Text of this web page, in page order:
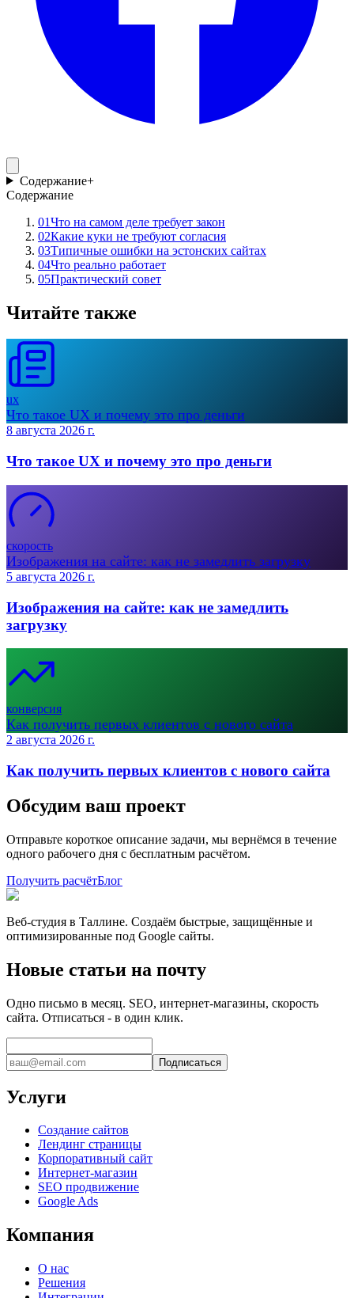
Содержание+
Содержание
01Что на самом деле требует закон
02Какие куки не требуют согласия
03Типичные ошибки на эстонских сайтах
04Что реально работает
05Практический совет
Читайте также
ux
Что такое UX и почему это про деньги
8 августа 2026 г.
Что такое UX и почему это про деньги
скорость
Изображения на сайте: как не замедлить загрузку
5 августа 2026 г.
Изображения на сайте: как не замедлить
загрузку
конверсия
Как получить первых клиентов с нового сайта
2 августа 2026 г.
Как получить первых клиентов с нового сайта
Обсудим ваш проект
Отправьте короткое описание задачи, мы вернёмся в течение
одного рабочего дня с бесплатным расчётом.
Получить расчётБлог
Веб-студия в Таллине. Создаём быстрые, защищённые и
оптимизированные под Google сайты.
Новые статьи на почту
Одно письмо в месяц. SEO, интернет-магазины, скорость
сайта. Отписаться - в один клик.
Подписаться
Услуги
Создание сайтов
Лендинг страницы
Корпоративный сайт
Интернет-магазин
SEO продвижение
Google Ads
Компания
О нас
Решения